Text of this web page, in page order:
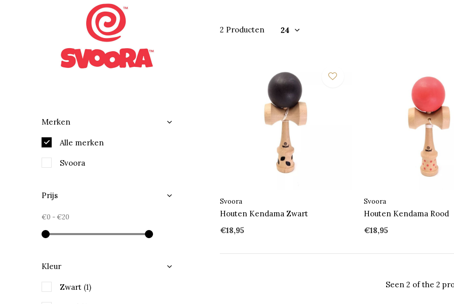
2 Producten
Svoora
Houten Kendama Zwart
€18,95
Svoora
Houten Kendama Rood
€18,95
Seen 2 of the 2
Merken
Alle merken
Svoora
Prijs
€0 -€20
Kleur
Zwart (1)